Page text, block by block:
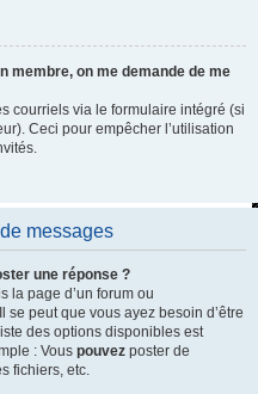
membre, on me demande de me
courriels via le formulaire intégré (si
Ceci pour empêcher l’utilisation
messages
une réponse ?
la page d’un forum ou
se peut que vous ayez besoin d’être
des options disponibles est
: Vous pouvez poster de
fichiers, etc.